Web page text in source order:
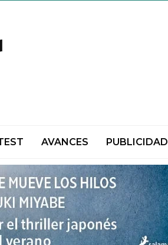
AVANCES PUBLICIDAD